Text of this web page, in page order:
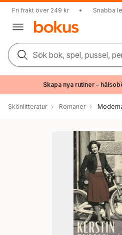
Fri frakt över 249 kr • Snabba
Sök bok, spel, pussel,
Skapa nya rutiner –
Skönlitteratur Romaner